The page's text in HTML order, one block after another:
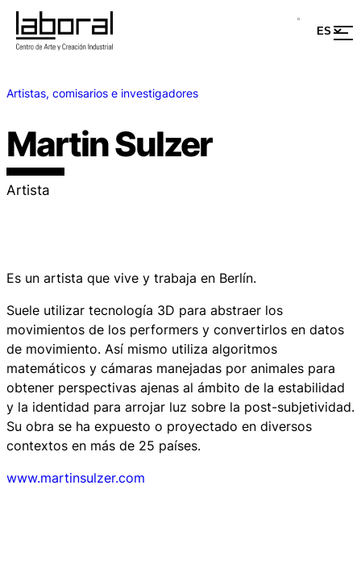
Artistas, comisarios e investigadores
Martin Sulzer
Artista
Es un artista que vive y trabaja en Berlín.
Suele utilizar tecnología 3D para abstraer los
movimientos de los performers y convertirlos en datos
de movimiento. Así mismo utiliza algoritmos
matemáticos y cámaras manejadas por animales para
obtener perspectivas ajenas al ámbito de la estabilidad
y la identidad para arrojar luz sobre la post-subjetividad.
Su obra se ha expuesto o proyectado en diversos
contextos en más de 25 países.
www.martinsulzer.com